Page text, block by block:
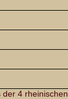
4 rheinischen